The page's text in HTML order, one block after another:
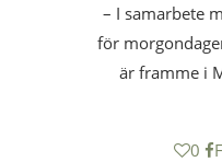
– I samarbete
för
är framme i
0